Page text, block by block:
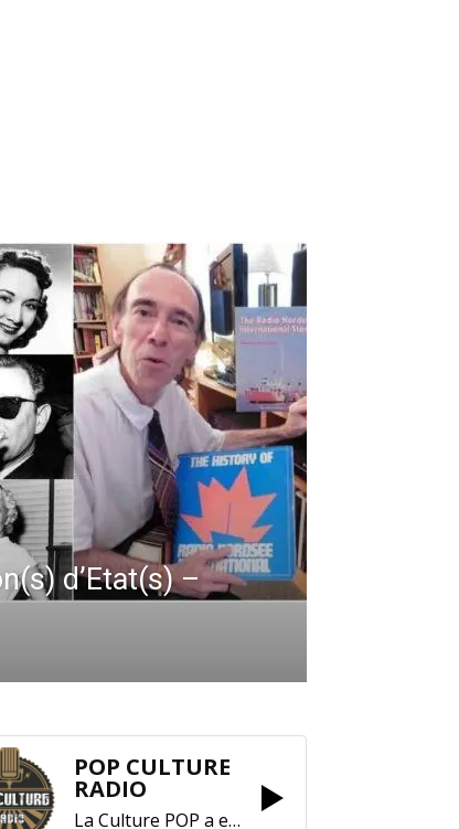
d’Etat(s) –
POP CULTURE
RADIO
La Culture POP a enfin trouvé sa RADIO !